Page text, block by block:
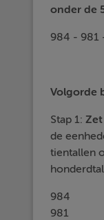
onder de
984 - 981
Volgorde
Stap 1:Zet
de
tientallen
984
981